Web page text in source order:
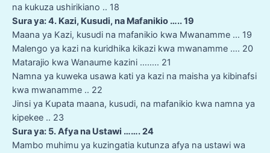
na kukuza ushirikiano .. 18
Sura ya: 4. Kazi, Kusudi, na Mafanikio ….. 19
Maana ya Kazi, kusudi na mafanikio kwa Mwanamme … 19
Malengo ya kazi na kuridhika kikazi kwa mwanamme …. 20
Matarajio kwa Wanaume kazini …….. 21
Namna ya kuweka usawa kati ya kazi na maisha ya kibinafsi
kwa mwanamme .. 22
Jinsi ya Kupata maana, kusudi, na mafanikio kwa namna ya
kipekee .. 23
Sura ya: 5. Afya na Ustawi ……. 24
Mambo muhimu ya kuzingatia kutunza afya na ustawi wa